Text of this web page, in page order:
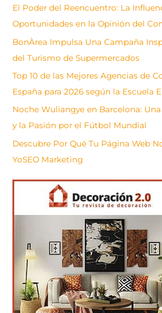
El Poder del Reencuentro: La
Oportunidades en la Opinión del
BonÀrea Impulsa Una Campaña
del Turismo de Supermercados
Top 10 de las Mejores Agencias de
España para 2026 según la Escuela
Noche Wuliangye en Barcelona:
y la Pasión por el Fútbol Mundial
Descubre Por Qué Tu Página Web
YoSEO Marketing